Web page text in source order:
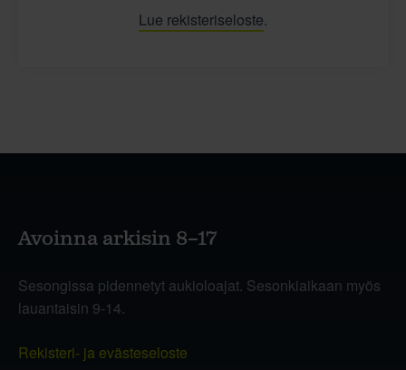
Lue rekisteriseloste.
Avoinna arkisin 8–17
Sesongissa pidennetyt aukioloajat. Sesonkiaikaan myös
lauantaisin 9-14.
Rekisteri- ja evästeseloste